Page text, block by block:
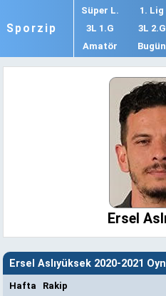
Sporzip
Süper L. 1. Lig
3L 1.G
3L 2.G
Amatör
Bugün
Ersel
Ersel Aslıyüksek 2020-2021
Hafta Rakip